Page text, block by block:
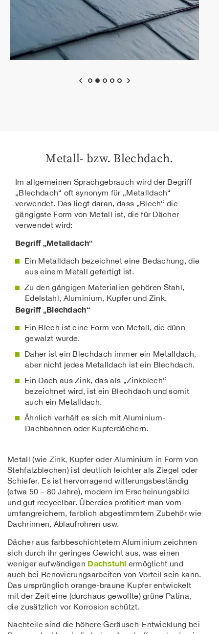
Metall- bzw. Blechdach.
Im allgemeinen Sprachgebrauch wird der Begriff
„Blechdach“ oft synonym für „Metalldach“
verwendet. Das liegt daran, dass „Blech“ die
gängigste Form von Metall ist, die für Dächer
verwendet wird:
Begriff „Metalldach“
Ein Metalldach bezeichnet eine Bedachung, die
aus einem Metall gefertigt ist.
Zu den gängigen Materialien gehören Stahl,
Edelstahl, Aluminium, Kupfer und Zink.
Begriff „Blechdach“
Ein Blech ist eine Form von Metall, die dünn
gewalzt wurde.
Daher ist ein Blechdach immer ein Metalldach,
aber nicht jedes Metalldach ist ein Blechdach.
Ein Dach aus Zink, das als „Zinkblech“
bezeichnet wird, ist ein Blechdach und somit
auch ein Metalldach.
Ähnlich verhält es sich mit Aluminium-
Dachbahnen oder Kupferdächern.
Metall (wie Zink, Kupfer oder Aluminium in Form von
Stehfalzblechen) ist deutlich leichter als Ziegel oder
Schiefer. Es ist hervorragend witterungsbeständig
(etwa 50 – 80 Jahre), modern im Erscheinungsbild
und gut recycelbar. Überdies profitiert man vom
umfangreichem, farblich abgestimmtem Zubehör wie
Dach­rinnen, Ablaufrohren usw.
Dächer aus farbbeschichtetem Aluminium zeichnen
sich durch ihr geringes Gewicht aus, was einen
weniger aufwän­digen Dachstuhl ermöglicht und
auch bei Renovierungsarbeiten von Vorteil sein kann.
Das ursprünglich orange-braune Kupfer entwickelt
mit der Zeit eine (durchaus gewollte) grüne Patina,
die zusätzlich vor Korrosion schützt.
Nachteile sind die höhere Geräusch-Entwicklung bei